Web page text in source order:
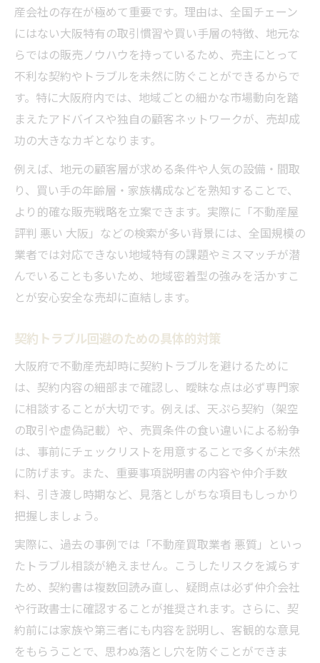
産会社の存在が極めて重要です。理由は、全国チェーン
にはない大阪特有の取引慣習や買い手層の特徴、地元な
らではの販売ノウハウを持っているため、売主にとって
不利な契約やトラブルを未然に防ぐことができるからで
す。特に大阪府内では、地域ごとの細かな市場動向を踏
まえたアドバイスや独自の顧客ネットワークが、売却成
功の大きなカギとなります。
例えば、地元の顧客層が求める条件や人気の設備・間取
り、買い手の年齢層・家族構成などを熟知することで、
より的確な販売戦略を立案できます。実際に「不動産屋
評判 悪い 大阪」などの検索が多い背景には、全国規模の
業者では対応できない地域特有の課題やミスマッチが潜
んでいることも多いため、地域密着型の強みを活かすこ
とが安心安全な売却に直結します。
契約トラブル回避のための具体的対策
大阪府で不動産売却時に契約トラブルを避けるために
は、契約内容の細部まで確認し、曖昧な点は必ず専門家
に相談することが大切です。例えば、天ぷら契約（架空
の取引や虚偽記載）や、売買条件の食い違いによる紛争
は、事前にチェックリストを用意することで多くが未然
に防げます。また、重要事項説明書の内容や仲介手数
料、引き渡し時期など、見落としがちな項目もしっかり
把握しましょう。
実際に、過去の事例では「不動産買取業者 悪質」といっ
たトラブル相談が絶えません。こうしたリスクを減らす
ため、契約書は複数回読み直し、疑問点は必ず仲介会社
や行政書士に確認することが推奨されます。さらに、契
約前には家族や第三者にも内容を説明し、客観的な意見
をもらうことで、思わぬ落とし穴を防ぐことができま